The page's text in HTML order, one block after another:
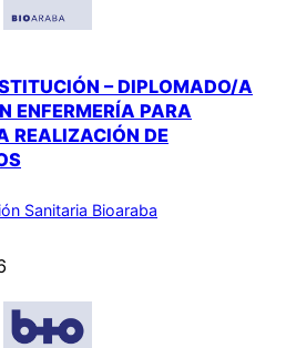
– DIPLOMADO/A
ENFERMERÍA PARA
REALIZACIÓN DE
Sanitaria Bioaraba